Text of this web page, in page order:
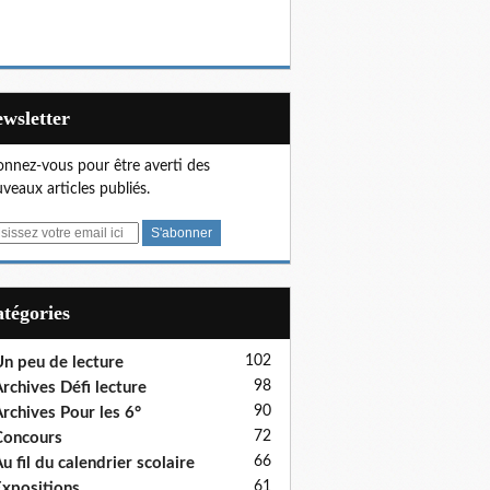
vous pour être averti des
articles publiés.
peu de lecture 102
Défi lecture 98
Pour les 6° 90
72
fil du calendrier scolaire 66
61